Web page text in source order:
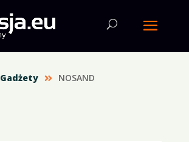
Gadżety  NOSAND